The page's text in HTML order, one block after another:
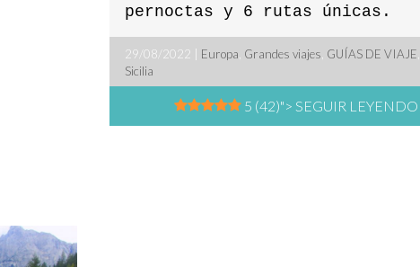
pernoctas y 6 rutas únicas.
29/08/2022 | Europa, Grandes viajes, GUÍAS DE VIAJE,
Sicilia
5 (42)"> SEGUIR LEYENDO